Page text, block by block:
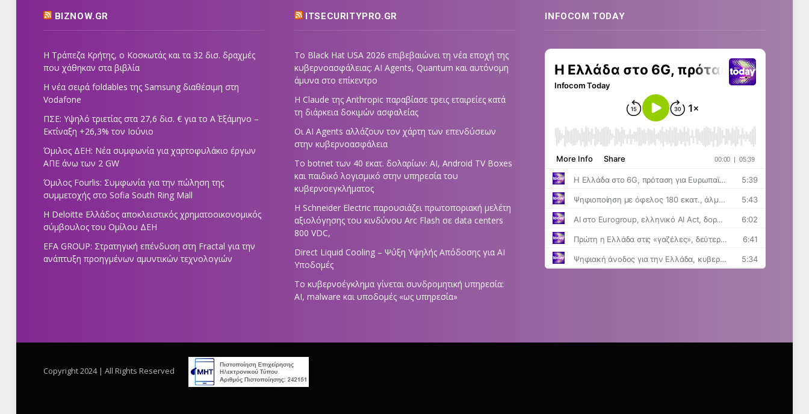
BIZNOW.GR
Η Τράπεζα Κρήτης, ο Κοσκωτάς και τα 32 δισ. δραχμές
που χάθηκαν στα βιβλία
Η νέα σειρά foldables της Samsung διαθέσιμη στη
Vodafone
ΠΣΕ: Υψηλό τριετίας στα 27,6 δισ. € για το Α΄ Εξάμηνο –
Εκτίναξη +26,3% τον Ιούνιο
Όμιλος ΔΕΗ: Νέα συμφωνία για χαρτοφυλάκιο έργων
ΑΠΕ άνω των 2 GW
Όμιλος Fourlis: Συμφωνία για την πώληση της
συμμετοχής στο Sofia South Ring Mall
Η Deloitte Ελλάδος αποκλειστικός χρηματοοικονομικός
σύμβουλος του Ομίλου ΔΕΗ
EFA GROUP: Στρατηγική επένδυση στη Fractal για την
ανάπτυξη προηγμένων αμυντικών τεχνολογιών
ITSECURITYPRO.GR
Το Black Hat USA 2026 επιβεβαιώνει τη νέα εποχή της
κυβερνοασφάλειας: AI Agents, Quantum και αυτόνομη
άμυνα στο επίκεντρο
Η Claude της Anthropic παραβίασε τρεις εταιρείες κατά
τη διάρκεια δοκιμών ασφαλείας
Οι AI Agents αλλάζουν τον χάρτη των επενδύσεων
στην κυβερνοασφάλεια
Το botnet των 40 εκατ. δολαρίων: AI, Android TV Boxes
και παιδικό λογισμικό στην υπηρεσία του
κυβερνοεγκλήματος
Η Schneider Electric παρουσιάζει πρωτοποριακή μελέτη
αξιολόγησης του κινδύνου Arc Flash σε data centers
800 VDC,
Direct Liquid Cooling – Ψύξη Υψηλής Απόδοσης για AI
Υποδομές
Το κυβερνοέγκλημα γίνεται συνδρομητική υπηρεσία:
AI, malware και υποδομές «ως υπηρεσία»
INFOCOM TODAY
Copyright 2024 | All Rights Reserved